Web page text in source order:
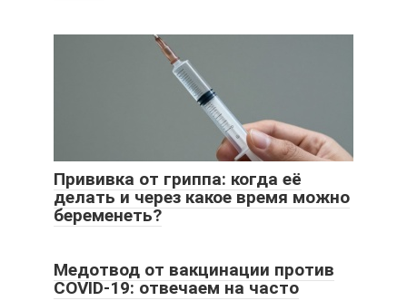
Прививка от гриппа: когда её
делать и через какое время можно
беременеть?
Медотвод от вакцинации против
COVID-19: отвечаем на часто